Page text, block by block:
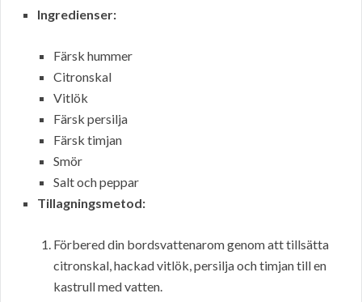
Ingredienser:
Färsk hummer
Citronskal
Vitlök
Färsk persilja
Färsk timjan
Smör
Salt och peppar
Tillagningsmetod:
Förbered din bordsvattenarom genom att tillsätta
citronskal, hackad vitlök, persilja och timjan till en
kastrull med vatten.